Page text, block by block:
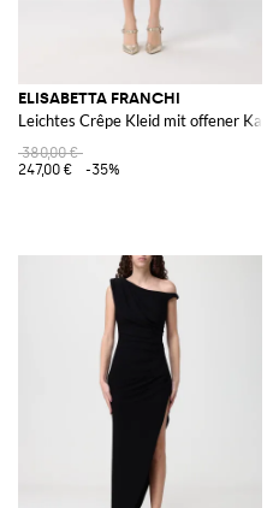
ELISABETTA FRANCHI
Leichtes Crêpe Kleid mit offener
380,00 €
247,00 €
-35%